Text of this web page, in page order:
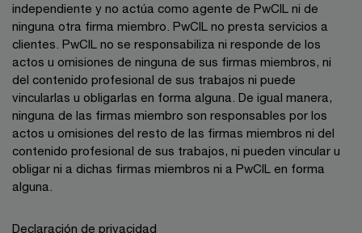
independiente y no actúa como agente de PwCIL ni de
ninguna otra firma miembro. PwCIL no presta servicios a
clientes. PwCIL no se responsabiliza ni responde de los
actos u omisiones de ninguna de sus firmas miembros, ni
del contenido profesional de sus trabajos ni puede
vincularlas u obligarlas en forma alguna. De igual manera,
ninguna de las firmas miembro son responsables por los
actos u omisiones del resto de las firmas miembros ni del
contenido profesional de sus trabajos, ni pueden vincular u
obligar ni a dichas firmas miembros ni a PwCIL en forma
alguna.
Declaración de privacidad